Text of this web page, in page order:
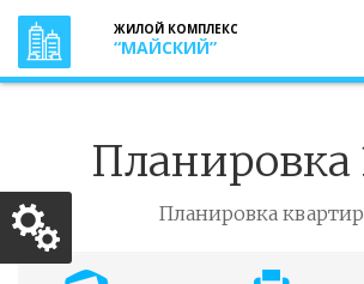
ЖИЛОЙ КОМПЛЕКС
“МАЙСКИЙ”
Планировка
Планировка